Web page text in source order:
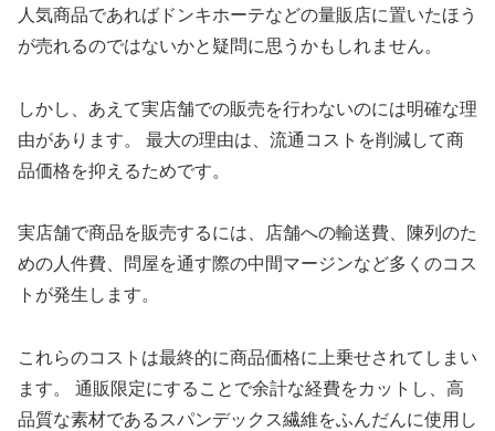
人気商品であればドンキホーテなどの量販店に置いたほう
が売れるのではないかと疑問に思うかもしれません。
しかし、あえて実店舗での販売を行わないのには明確な理
由があります。 最大の理由は、流通コストを削減して商
品価格を抑えるためです。
実店舗で商品を販売するには、店舗への輸送費、陳列のた
めの人件費、問屋を通す際の中間マージンなど多くのコス
トが発生します。
これらのコストは最終的に商品価格に上乗せされてしまい
ます。 通販限定にすることで余計な経費をカットし、高
品質な素材であるスパンデックス繊維をふんだんに使用し